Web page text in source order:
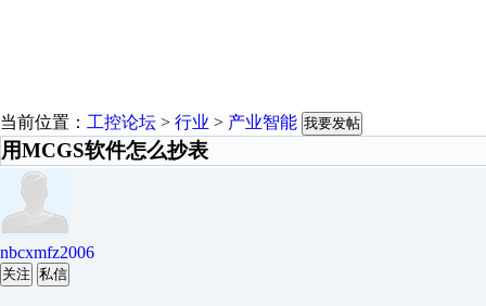
当前位置： 工控论坛 > 行业 > 产业智能 我要发帖
用MCGS软件怎么抄表
nbcxmfz2006
关注 私信